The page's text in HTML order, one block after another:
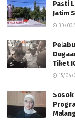
Pasti
Jatim
30/03/
Tiket
15/04/
Sosok
Malang